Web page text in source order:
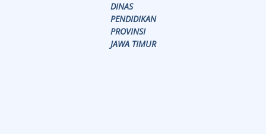
DINAS
PENDIDIKAN
PROVINSI
JAWA TIMUR